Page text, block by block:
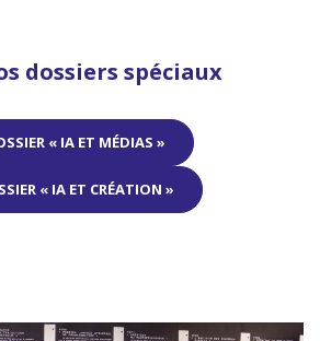
dossiers spéciaux
« IA ET MÉDIAS »
« IA ET CRÉATION »